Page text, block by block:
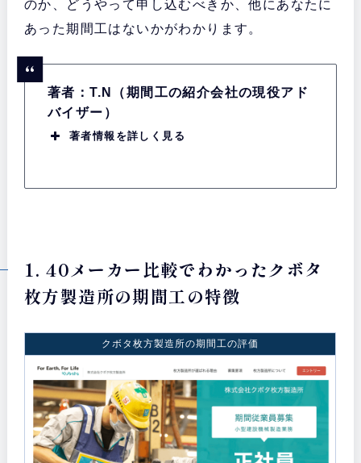
のか、どうやって申し込むべきか、他にあなたに
あった期間工はないかがわかります。
著者：T.N（期間工の紹介会社の現役アド
バイザー）
著者情報を詳しく見る
1. 40メーカー比較でわかったクボタ
枚方製造所の期間工の特徴
クボタ枚方製造所の期間工の評価